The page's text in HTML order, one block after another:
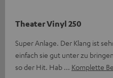
Theater Vinyl 250
Super Anlage. Der Klang ist
einfach sie gut unter zu
so der Hit. Hab
Komplette